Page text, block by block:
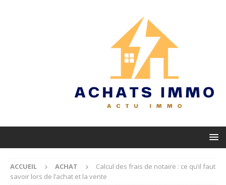
ACCUEIL ACHAT
Calcul des frais de notaire : ce qu’il faut
savoir lors de l’achat et la vente